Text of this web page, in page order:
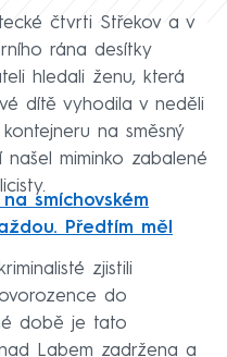
čtvrti Střekov a v
rána desítky
hledali ženu, která
dítě vyhodila v neděli
na směsný
miminko zabalené
smíchovském
Předtím měl
zjistili
do
době je tato
Labem zadržena a